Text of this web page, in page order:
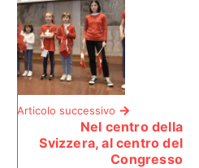
Articolo successivo
Nel centro della
Svizzera, al centro del
Congresso